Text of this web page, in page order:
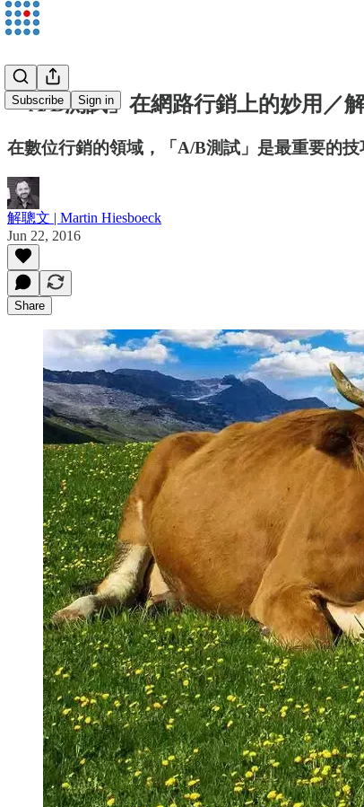
Subscribe Sign in
「A/B測試」在網路行銷上的妙用／
在數位行銷的領域，「A/B測試」是最重要的
解聰文 | Martin Hiesboeck
Jun 22, 2016
Share